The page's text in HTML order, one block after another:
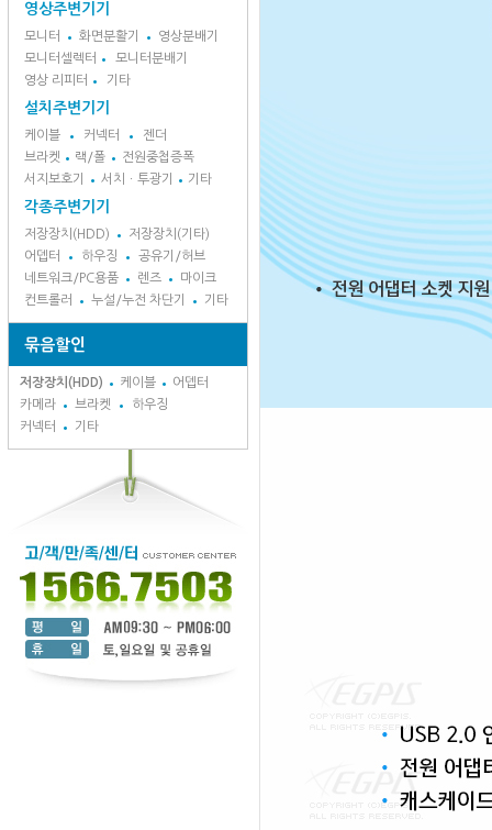
영상주변기기
모니터 화면분활기
영상분배기
모니터셀렉터
모니터분배기
영상 리피터
기타
설치주변기기
케이블 커넥터
젠더
브라켓
랙/폴
전원중첩증폭
서지보호기
서치ㆍ투광기 기타
각종주변기기
저장장치(HDD)
저장장치(기타)
어뎁터
하우징
공유기/허브
네트워크/PC용품
렌즈
마이크
컨트롤러
누설/누전 차단기 기타
묶음할인
저장장치(HDD) 케이블
어뎁터
카메라
브라켓
하우징
커넥터
기타